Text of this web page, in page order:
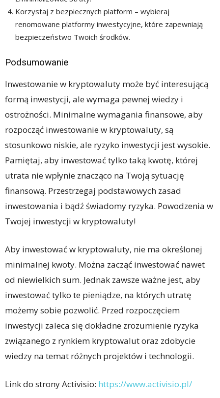
Korzystaj z bezpiecznych platform – wybieraj
renomowane platformy inwestycyjne, które zapewniają
bezpieczeństwo Twoich środków.
Podsumowanie
Inwestowanie w kryptowaluty może być interesującą
formą inwestycji, ale wymaga pewnej wiedzy i
ostrożności. Minimalne wymagania finansowe, aby
rozpocząć inwestowanie w kryptowaluty, są
stosunkowo niskie, ale ryzyko inwestycji jest wysokie.
Pamiętaj, aby inwestować tylko taką kwotę, której
utrata nie wpłynie znacząco na Twoją sytuację
finansową. Przestrzegaj podstawowych zasad
inwestowania i bądź świadomy ryzyka. Powodzenia w
Twojej inwestycji w kryptowaluty!
Aby inwestować w kryptowaluty, nie ma określonej
minimalnej kwoty. Można zacząć inwestować nawet
od niewielkich sum. Jednak zawsze ważne jest, aby
inwestować tylko te pieniądze, na których utratę
możemy sobie pozwolić. Przed rozpoczęciem
inwestycji zaleca się dokładne zrozumienie ryzyka
związanego z rynkiem kryptowalut oraz zdobycie
wiedzy na temat różnych projektów i technologii.
Link do strony Activisio: https://www.activisio.pl/